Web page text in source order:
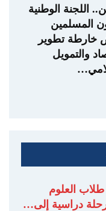
اللجنة الوطنية
المسلمين
خارطة تطوير
والتمويل
العلوم
رحلة دراسية إلى…